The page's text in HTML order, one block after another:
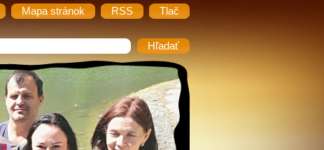
Mapa stránok RSS Tlač